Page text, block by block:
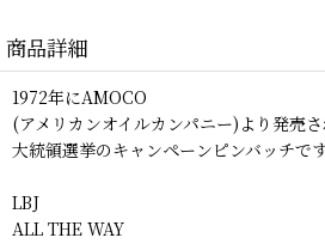
商品詳細
1972年にAMOCO
(アメリカンオイルカンパニー)より発売
大統領選挙のキャンペーンピンバッチです
LBJ
ALL THE WAY